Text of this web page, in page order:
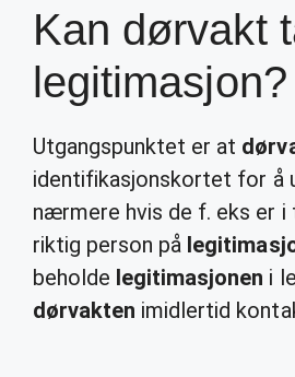
Kan dørvakt
legitimasjon?
Utgangspunktet er at
identifikasjonskortet for å
nærmere hvis de f. eks er
riktig person på
beholde legitimasjonen i
dørvakten imidlertid